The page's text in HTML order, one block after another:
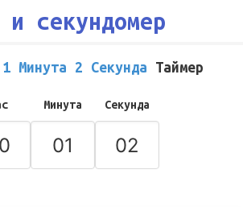
и секундомер
1 Минута 2 Секунда Таймер
Минута Секунда